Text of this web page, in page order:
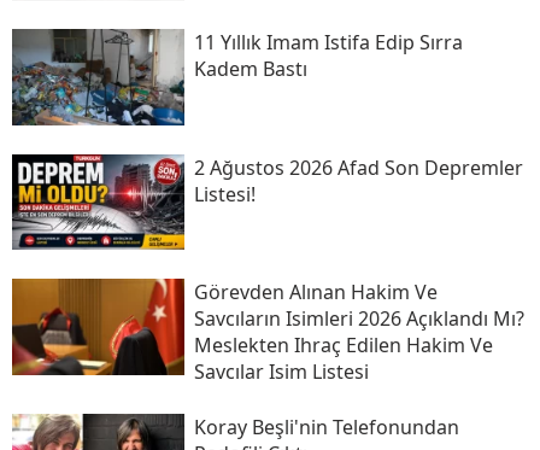
11 Yıllık Imam Istifa Edip Sırra
Kadem Bastı
2 Ağustos 2026 Afad Son Depremler
Listesi!
Görevden Alınan Hakim Ve
Savcıların Isimleri 2026 Açıklandı Mı?
Meslekten Ihraç Edilen Hakim Ve
Savcılar Isim Listesi
Koray Beşli'nin Telefonundan